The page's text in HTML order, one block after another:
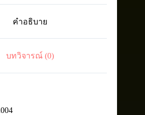
คำอธิบาย
บทวิจารณ์ (0)